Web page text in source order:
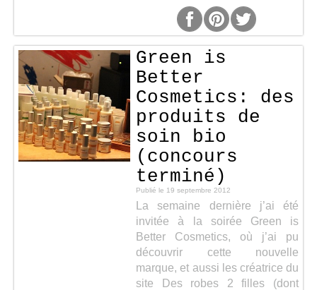
Green is
Better
Cosmetics: des
produits de
soin bio
(concours
terminé)
Publié le 19 septembre 2012
La semaine dernière j’ai été
invitée à la soirée Green is
Better Cosmetics, où j’ai pu
découvrir cette nouvelle
marque, et aussi les créatrice du
site Des robes 2 filles (dont